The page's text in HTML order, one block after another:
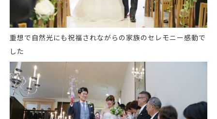
重想で自然光にも祝福されながらの家族のセレモニー感動で
した